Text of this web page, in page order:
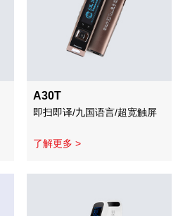
A30T
即扫即译/九国语言/超宽触屏
了解更多 >